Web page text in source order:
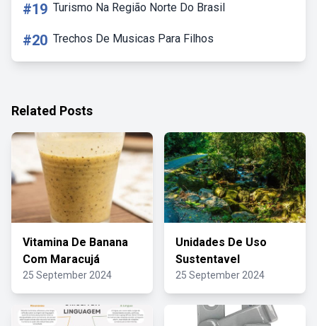
#19 Turismo Na Região Norte Do Brasil
#20 Trechos De Musicas Para Filhos
Related Posts
Vitamina De Banana
Com Maracujá
25 September 2024
Unidades De Uso
Sustentavel
25 September 2024